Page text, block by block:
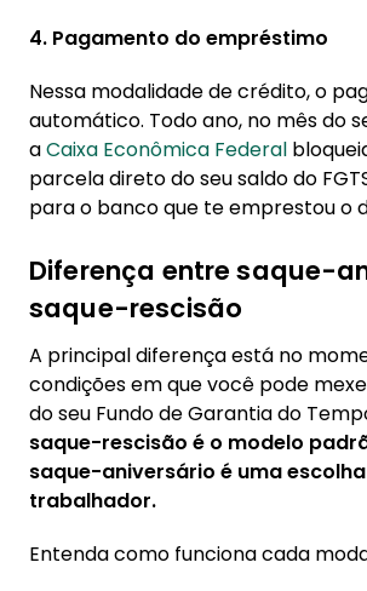
4. Pagamento do empréstimo
Nessa modalidade de crédito, o
automático. Todo ano, no mês do
aCaixa Econômica Federal
parcela direto do seu saldo do
para o banco que te emprestou o
Diferença entre saque-
saque-rescisão
A principal diferença está no
condições em que você pode
do seu Fundo de Garantia do
saque-rescisão é o modelo
saque-aniversário é uma
trabalhador.
Entenda como funciona cada